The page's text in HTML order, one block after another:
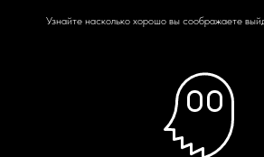
Узнайте насколько хорошо вы соображаете